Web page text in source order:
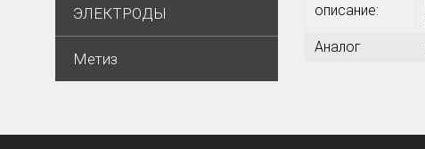
ЭЛЕКТРОДЫ
Метиз
описание:
Аналог